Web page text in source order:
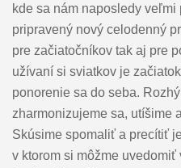
kde sa nám naposledy veľmi
pripravený nový celodenný
pre začiatočníkov tak aj pre
užívaní si sviatkov je
ponorenie sa do seba.
zharmonizujeme sa, utíšime
Skúsime spomaliť a precítiť
v ktorom si môžme